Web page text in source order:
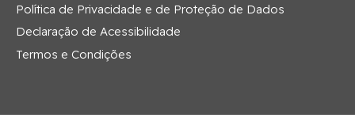
Política de Privacidade e de Proteção de Dados
Declaração de Acessibilidade
Termos e Condições